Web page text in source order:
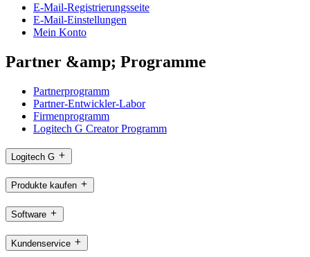
E-Mail-Registrierungsseite
E-Mail-Einstellungen
Mein Konto
Partner &amp; Programme
Partnerprogramm
Partner-Entwickler-Labor
Firmenprogramm
Logitech G Creator Programm
Logitech G
Produkte kaufen
Software
Kundenservice